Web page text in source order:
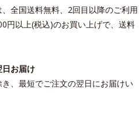
全国送料無料、2回目以降のご利用
円以上(税込)のお買い上げで、送料
お届け
、最短でご注文の翌日にお届けい